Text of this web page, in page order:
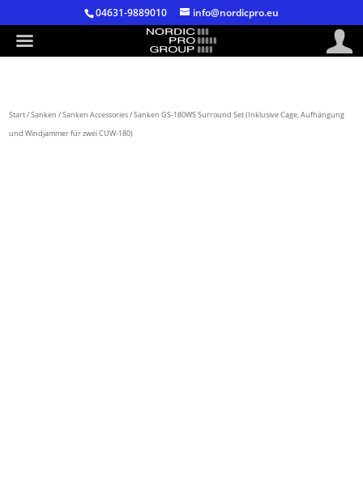
04631-9889010 info@nordicpro.eu
Start/Sanken /Sanken Accessories/ Sanken GS-180WS Surround Set (Inklusive Cage, Aufhängung
und Windjammer für zwei CUW-180)